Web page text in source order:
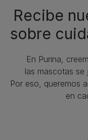
Recibe
sobre
En Purina,
las mascotas se
Por eso, queremos
en